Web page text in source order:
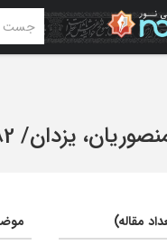
یزدان/
مقاله)